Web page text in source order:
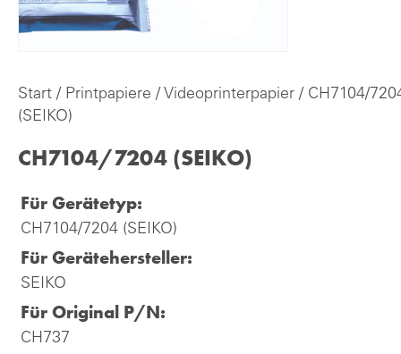
Start / Printpapiere / Videoprinterpapier / CH7104/
(SEIKO)
CH7104/7204 (SEIKO)
Für Gerätetyp:
CH7104/7204 (SEIKO)
Für Gerätehersteller:
SEIKO
Für Original P/N:
CH737